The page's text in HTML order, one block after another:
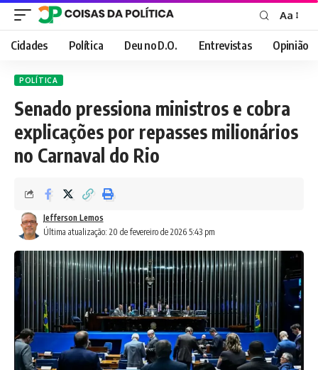
Font
Resizer
Aa
Cidades Política Deu no D.O. Entrevistas Opinião
POLÍTICA
Senado pressiona ministros e cobra
explicações por repasses milionários
no Carnaval do Rio
Última atualização: 20 de fevereiro de 2026 5:43 pm
Jefferson Lemos